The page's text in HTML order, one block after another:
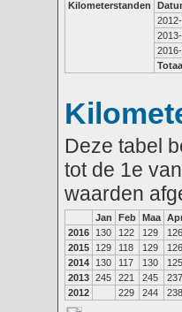
Kilometerstanden
Deze tabel
tot de 1e
waarden
Jan Feb Maa
2016
130 122 129 126
2015
129 118 129 126
2014
130 117 130 125
2013 245 221 245 237
2012
229 244 238